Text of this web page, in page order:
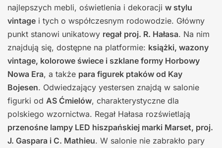
najlepszych mebli, oświetlenia i dekoracji w stylu
vintage i tych o współczesnym rodowodzie. Główny
punkt stanowi unikatowy regał proj. R. Hałasa. Na nim
znajdują się, dostępne na platformie: książki, wazony
vintage, kolorowe świece i szklane formy Horbowy
Nowa Era, a także para figurek ptaków od Kay
Bojesen. Odwiedzający yestersen znajdą w salonie
figurki od AS Ćmielów, charakterystyczne dla
polskiego wzornictwa. Regał Hałasa rozświetlają
przenośne lampy LED hiszpańskiej marki Marset, proj.
J. Gaspara i C. Mathieu. W salonie nie zabrakło pary